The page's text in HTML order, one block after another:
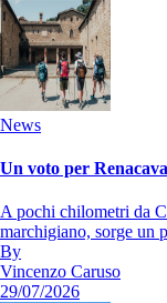
News
Un voto per
A pochi chilometri da
marchigiano, sorge
By
Vincenzo Caruso
29/07/2026